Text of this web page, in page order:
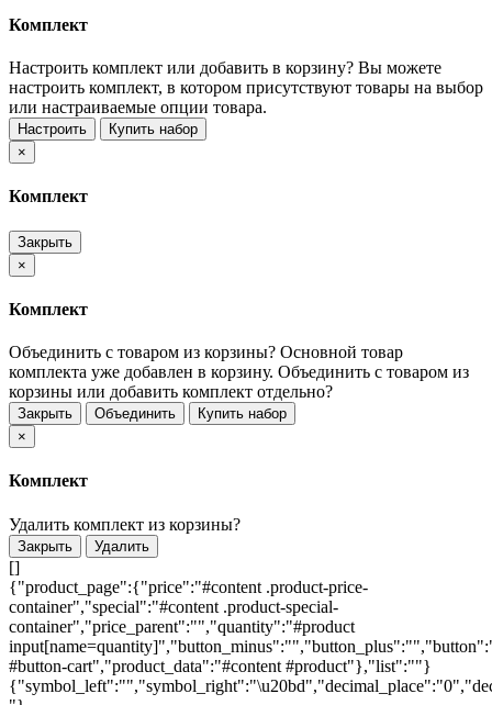
Комплект
Настроить комплект или добавить в корзину? Вы можете
настроить комплект, в котором присутствуют товары на выбор
или настраиваемые опции товара.
Настроить
Купить набор
×
Комплект
Закрыть
×
Комплект
Объединить с товаром из корзины? Основной товар
комплекта уже добавлен в корзину. Объединить с товаром из
корзины или добавить комплект отдельно?
Закрыть Объединить
Купить набор
×
Комплект
Удалить комплект из корзины?
Закрыть Удалить
[]
{"product_page":{"price":"#content .product-price-
container","special":"#content .product-special-
container","price_parent":"","quantity":"#product
#button-cart","product_data":"#content #product"},"list":""}